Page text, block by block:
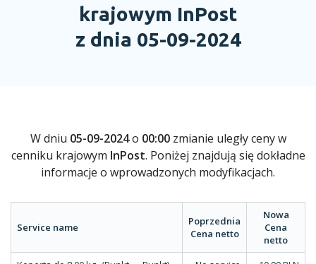
krajowym InPost
z dnia 05-09-2024
W dniu 05-09-2024o 00:00zmianie uległy ceny w
cenniku krajowym InPost. Poniżej znajdują się dokładne
informacje o wprowadzonych modyfikacjach.
Service name
Poprzednia
Cena netto
Nowa
Cena
netto